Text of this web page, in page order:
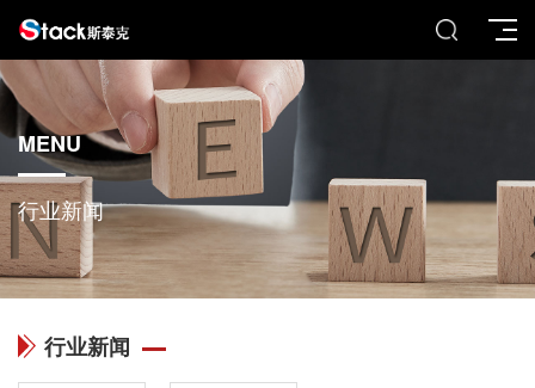
MENU
行业新闻
行业新闻